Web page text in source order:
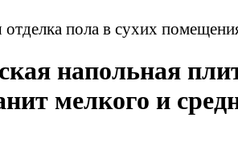
отделка пола в сухих
напольная
мелкого и